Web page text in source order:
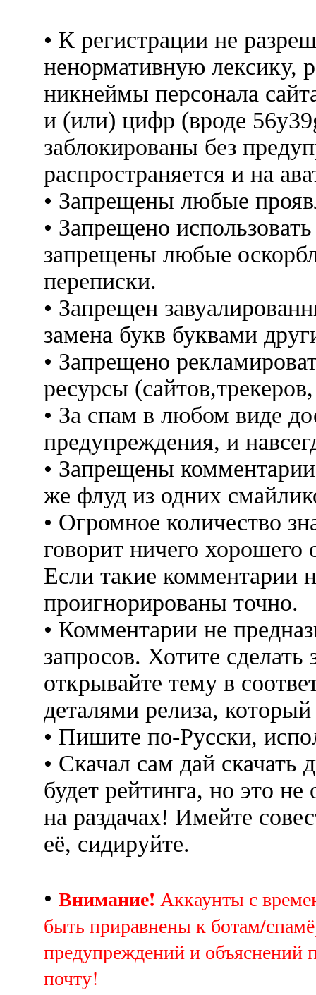
• К регистрации не
ненормативную лексику,
никнеймы персонала
и (или) цифр (вроде
заблокированы без
распространяется и на
• Запрещены любые
• Запрещено
запрещены любые
переписки.
• Запрещен
замена букв буквами
• Запрещено
ресурсы
• За спам в любом виде
предупреждения, и
• Запрещены
же флуд из одних
• Огромное количество
говорит ничего
Если такие комментарии
проигнорированы точно.
• Комментарии не
запросов. Хотите
открывайте тему в
деталями релиза,
• Пишите по-Русски,
• Скачал сам дай скачать
будет рейтинга, но это не
на раздачах! Имейте
её, сидируйте.
• Внимание! Аккаунты с
быть приравнены к ботам/
предупреждений и объяснений
почту!